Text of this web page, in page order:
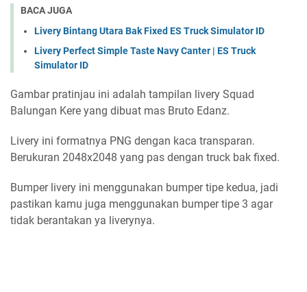
BACA JUGA
Livery Bintang Utara Bak Fixed ES Truck Simulator ID
Livery Perfect Simple Taste Navy Canter | ES Truck
Simulator ID
Gambar pratinjau ini adalah tampilan livery Squad
Balungan Kere yang dibuat mas Bruto Edanz.
Livery ini formatnya PNG dengan kaca transparan.
Berukuran 2048x2048 yang pas dengan truck bak fixed.
Bumper livery ini menggunakan bumper tipe kedua, jadi
pastikan kamu juga menggunakan bumper tipe 3 agar
tidak berantakan ya liverynya.